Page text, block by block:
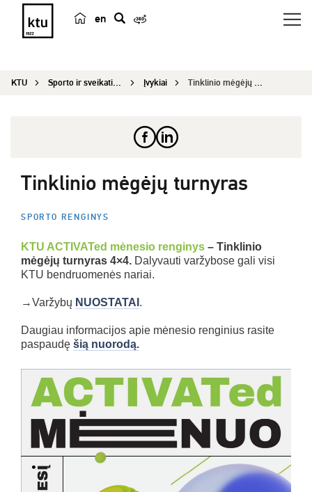
en
e
KTU Sporto ir sveikatingumo centras Įvykiai Tinklinio mėgėjų turnyras
Tinklinio mėgėjų turnyras
SPORTO RENGINYS
KTU ACTIVATed mėnesio renginys – Tinklinio
mėgėjų turnyras 4×4. Dalyvauti varžybose gali visi
KTU bendruomenės nariai.
→Varžybų NUOSTATAI .
Daugiau informacijos apie mėnesio renginius rasite
paspaudę šią nuorodą.